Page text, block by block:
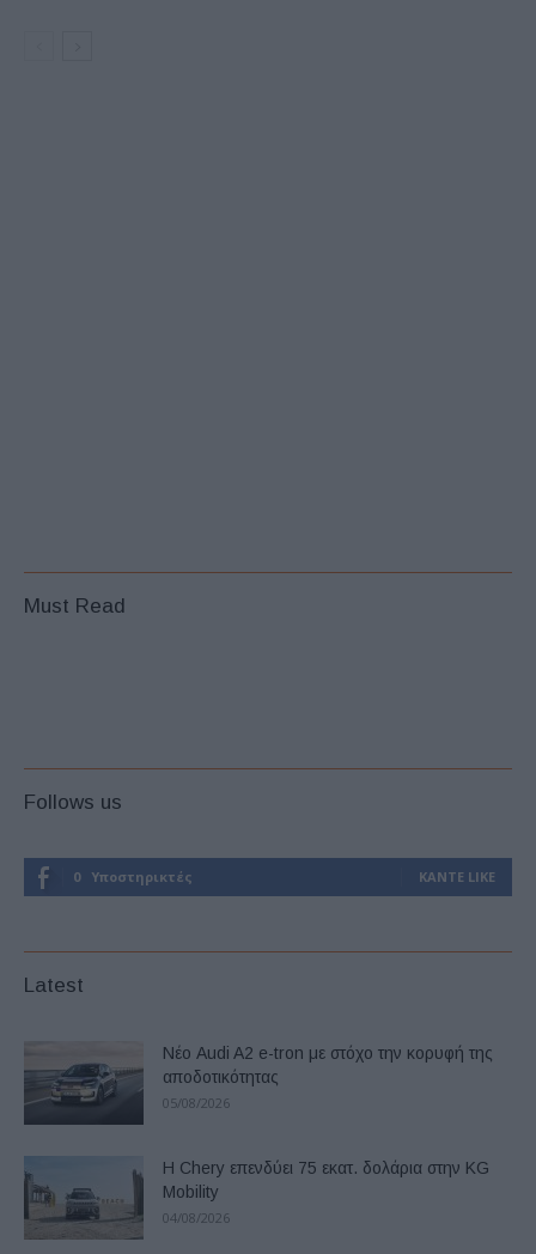
Must Read
Follows us
0 Υποστηρικτές ΚΆΝΤΕ LIKE
Latest
Νέο Audi A2 e-tron με στόχο την κορυφή της
αποδοτικότητας
05/08/2026
Η Chery επενδύει 75 εκατ. δολάρια στην KG
Mobility
04/08/2026